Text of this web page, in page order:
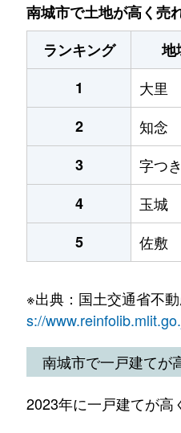
南城市で土地が高く売
ランキング
地
1
大里
2
知念
3
字つ
4
玉城
5
佐敷
※出典：国土交通省不
s://
南城市で一戸建てが
2023年に一戸建てが高